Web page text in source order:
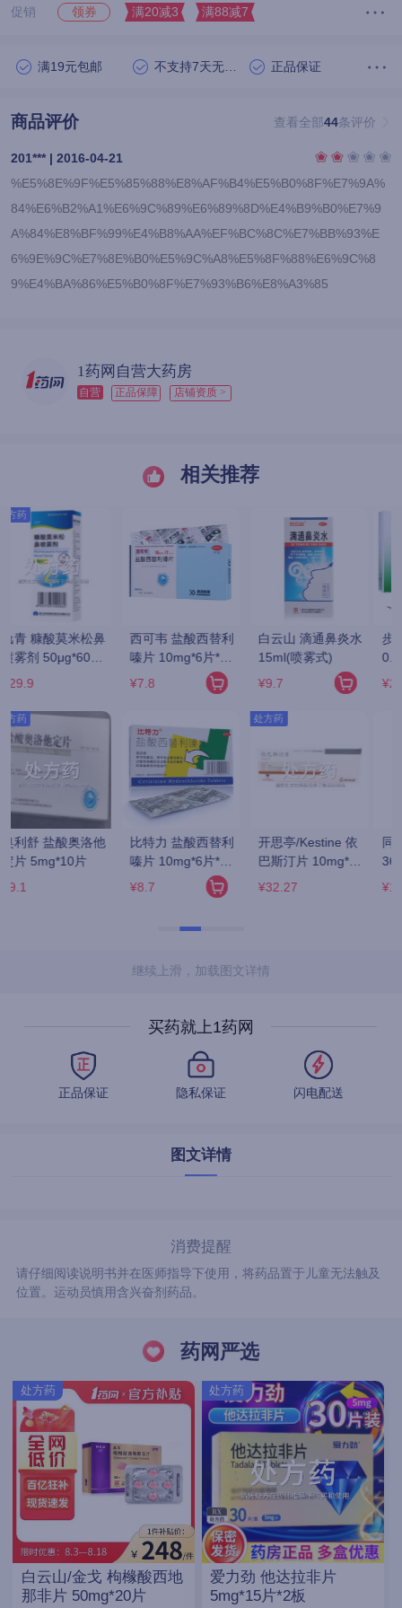
促销 领券 满20减3 满88减7
满19元包邮 正品保证
商品评价 查看全部44条评价
201*** | 2016-04-21
%E5%8E%9F%E5%85%88%E8%AF%B4%E5%B0%8F%E7%9A%
84%E6%B2%A1%E6%9C%89%E6%89%8D%E4%B9%B0%E7%9
A%84%E8%BF%99%E4%B8%AA%EF%BC%8C%E7%BB%93%E
6%9E%9C%E7%8E%B0%E5%9C%A8%E5%8F%88%E6%9C%8
9%E4%BA%86%E5%B0%8F%E7%93%B6%E8%A3%85
1药网自营大药房
自营 正品保障 店铺资质 >
相关推荐
步長/必畅 香菊胶囊
0.3g*12粒*4板
¥22.7
NASONEX/内舒拿
糠酸莫米松鼻喷雾
剂 50ug*140揿/支
¥110.57
民生 盐酸左西替利
嗪片 5mg*7片*2板
¥4
同仁堂 六味地黄丸
360粒/瓶(水蜜丸)
¥13.5
九芝堂/芝 六味地黄
丸(浓缩丸) 200丸/
瓶
¥12.8
同仁堂 锁阳固精丸
9g*10丸
¥22.4
继续上滑，加载图文详情
买药就上1药网
正品保证 隐私保证 闪电配送
图文详情
消费提醒
请仔细阅读说明书并在医师指导下使用，将药品置于儿童无法触及
位置。运动员慎用含兴奋剂药品。
药网严选
处方药
白云山/金戈 枸橼酸西地
那非片 50mg*20片
处方药
爱力劲 他达拉非片
5mg*15片*2板